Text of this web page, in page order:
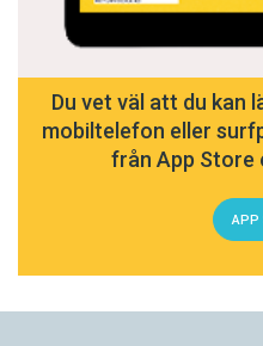
Du vet väl att du kan
mobiltelefon eller
från App Store
APP